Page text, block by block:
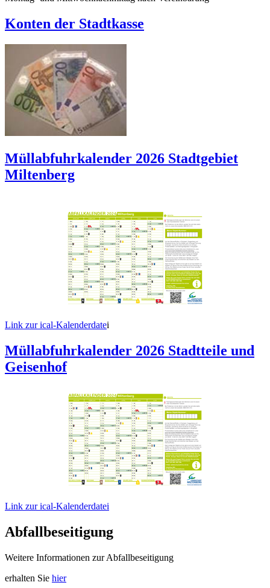
Konten der Stadtkasse
Müllabfuhrkalender 2026 Stadtgebiet
Miltenberg
Link zur ical-Kalenderdatei
Müllabfuhrkalender 2026 Stadtteile und
Geisenhof
Link zur ical-Kalenderdatei
Abfallbeseitigung
Weitere Informationen zur Abfallbeseitigung
erhalten Sie hier